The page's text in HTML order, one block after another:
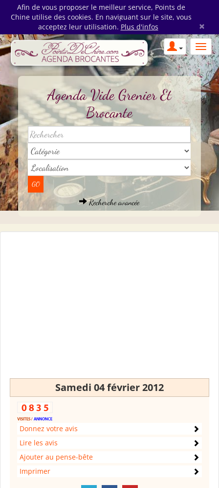
Afin de vous proposer le meilleur service, Points de
Chine utilise des cookies. En naviguant sur le site, vous
acceptez leur utilisation. Plus d'infos ×
Agenda Vide Grenier Et
Brocante
Recherche avancée
Samedi 04 février 2012
Donnez votre avis
Lire les avis
Ajouter au pense-bête
Imprimer